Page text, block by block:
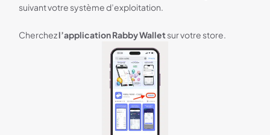
suivant votre système d’exploitation.
Cherchezl’application Rabby Walletsur votre store.